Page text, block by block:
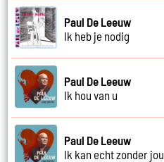
Paul De Leeuw
Ik heb je nodig
Paul De Leeuw
Ik hou van u
Paul De Leeuw
Ik kan echt zonder jou